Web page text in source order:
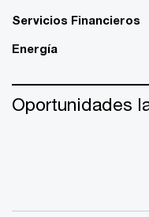
Servicios Financieros
Energía
Oportunidades